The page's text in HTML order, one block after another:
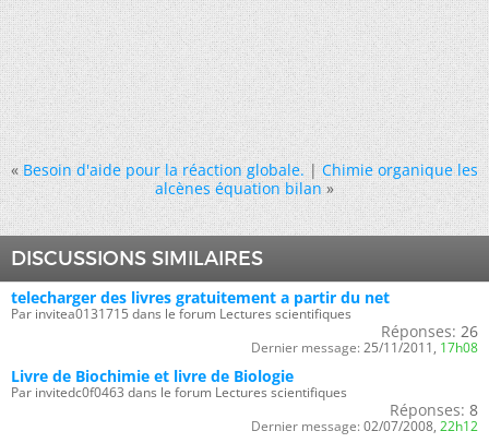
« Besoin d'aide pour la réaction globale.|Chimie organique les
alcènes équation bilan »
DISCUSSIONS SIMILAIRES
telecharger des livres gratuitement a partir du net
Par invitea0131715 dans le forum Lectures scientifiques
Réponses: 26
Dernier message: 25/11/2011, 17h08
Livre de Biochimie et livre de Biologie
Par invitedc0f0463 dans le forum Lectures scientifiques
Réponses: 8
Dernier message: 02/07/2008, 22h12